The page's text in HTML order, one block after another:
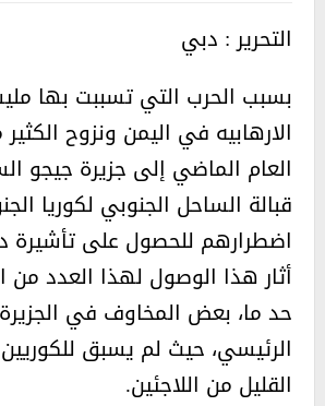
التحرير : دبي
بسبب الحرب التي تسببت بها
الارهابيه في اليمن ونزوح
العام الماضي إلى جزيرة جيجو
قبالة الساحل الجنوبي لكوريا
اضطرارهم للحصول على تأشيرة
أثار هذا الوصول لهذا العدد من
حد ما، بعض المخاوف في الجزيرة
الرئيسي، حيث لم يسبق للكوريين
القليل من اللاجئين.